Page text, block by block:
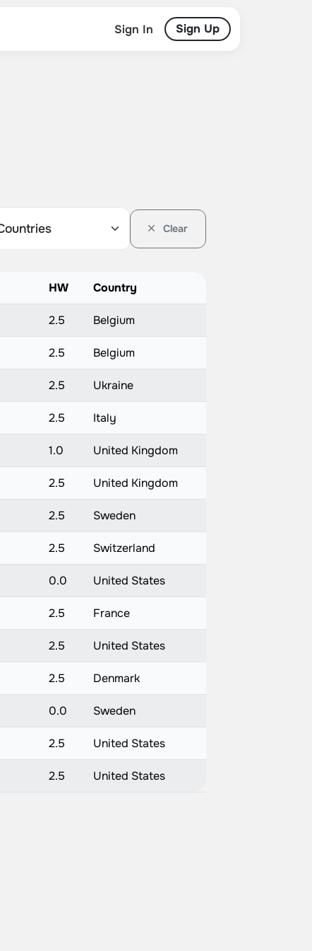
Sign In Sign Up
Clear
HW Country
2.5 Belgium
2.5 Belgium
2.5 Ukraine
2.5 Italy
1.0 United Kingdom
2.5 United Kingdom
2.5 Sweden
2.5 Switzerland
0.0 United States
2.5 France
2.5 United States
2.5 Denmark
0.0 Sweden
2.5 United States
2.5 United States